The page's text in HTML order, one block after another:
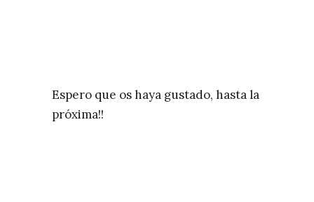
Espero que os haya gustado, hasta la
próxima!!